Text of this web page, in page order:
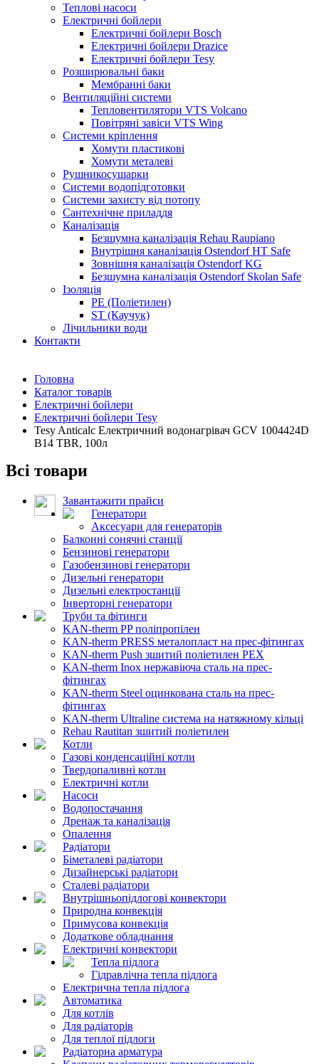
Теплові насоси
Електричні бойлери
Електричні бойлери Bosch
Електричні бойлери Drazice
Електричні бойлери Tesy
Розширювальні баки
Мембранні баки
Вентиляційні системи
Тепловентилятори VTS Volcano
Повітряні завіси VTS Wing
Системи кріплення
Хомути пластикові
Хомути металеві
Рушникосушарки
Системи водопідготовки
Системи захисту від потопу
Сантехнічне приладдя
Каналізація
Безшумна каналізація Rehau Raupiano
Внутрішня каналізація Ostendorf HT Safe
Зовнішня каналізація Ostendorf KG
Безшумна каналізація Ostendorf Skolan Safe
Ізоляція
PE (Поліетилен)
ST (Каучук)
Лічильники води
Контакти
Головна
Каталог товарів
Електричні бойлери
Електричні бойлери Tesy
Tesy Anticalc Електричний водонагрівач GCV 1004424D
B14 TBR, 100л
Всі товари
Завантажити прайси
Генератори
Аксесуари для генераторів
Балконні сонячні станції
Бензинові генератори
Газобензинові генератори
Дизельні генератори
Дизельні електростанції
Інверторні генератори
Труби та фітинги
KAN-therm PP поліпропілен
KAN-therm PRESS металопласт на прес-фітингах
KAN-therm Push зшитий поліетилен PEX
KAN-therm Inox нержавіюча сталь на прес-
фітингах
KAN-therm Steel оцинкована сталь на прес-
фітингах
KAN-therm Ultraline система на натяжному кільці
Rehau Rautitan зшитий поліетилен
Котли
Газові конденсаційні котли
Твердопаливні котли
Електричні котли
Насоси
Водопостачання
Дренаж та каналізація
Опалення
Радіатори
Біметалеві радіатори
Дизайнерські радіатори
Сталеві радіатори
Внутрішньопідлогові конвектори
Природна конвекція
Примусова конвекція
Додаткове обладнання
Електричні конвектори
Тепла підлога
Гідравлічна тепла підлога
Електрична тепла підлога
Автоматика
Для котлів
Для радіаторів
Для теплої підлоги
Радіаторна арматура